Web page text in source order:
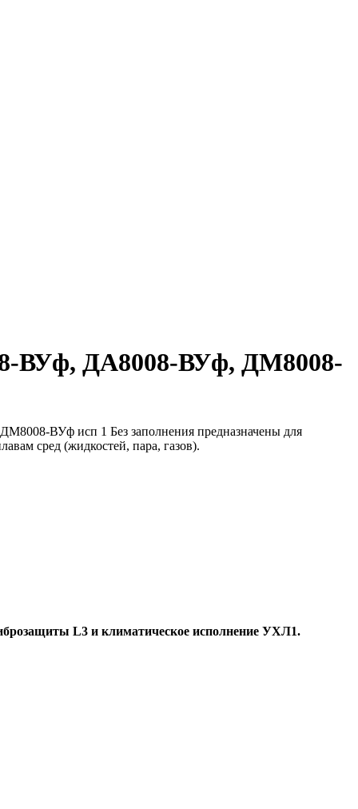
ВУф, ДА8008-ВУф, ДМ8008-
ВУф исп 1 Без заполнения предназначены для
сред (жидкостей, пара, газов).
L3 и климатическое исполнение УХЛ1.